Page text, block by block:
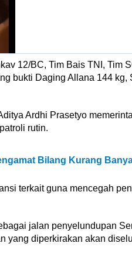
12/BC, Tim Bais TNI, Tim
bukti Daging Allana 144 kg,
Ardhi Prasetyo
rutin.
Bilang Kurang
terkait guna mencegah
jalan penyelundupan
yang diperkirakan akan